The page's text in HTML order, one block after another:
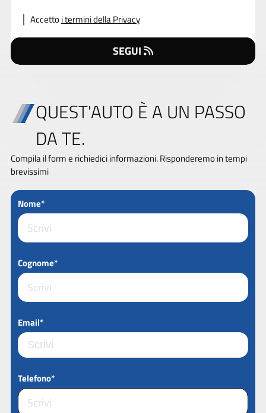
Accettoi termini della Privacy
SEGUI
QUEST'AUTO È A UN PASSO
DA TE.
Compila il form e richiedici informazioni. Risponderemo in tempi
brevissimi
Nome*
Cognome*
Email*
Telefono*